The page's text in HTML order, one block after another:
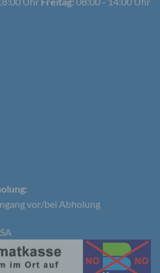
vor/bei Abholung
mit oder ohne Hilfe
im
Daten
Erfassen, die Organisation,
das Abfragen, die
andere Form der
oder die Verknüpfung,
Löschen oder die
Verarbeitung